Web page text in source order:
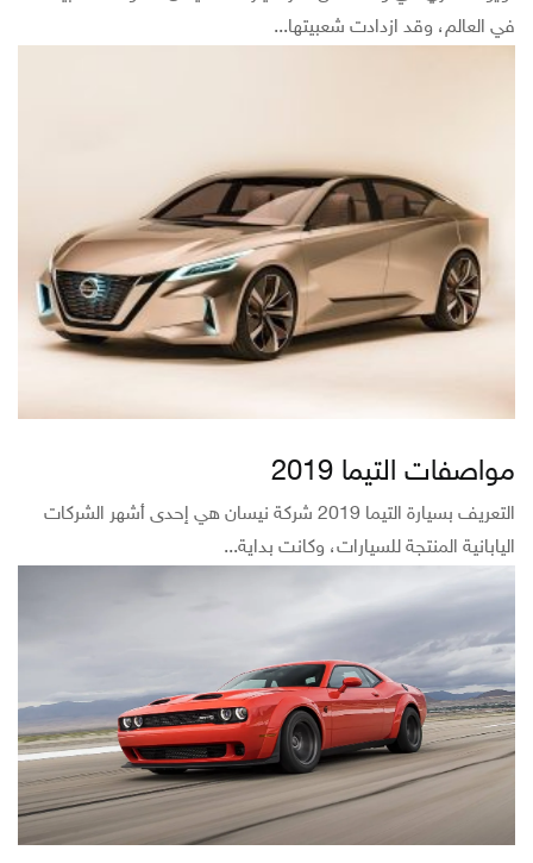
في العالم، وقد ازدادت شعبيتها...
مواصفات التيما 2019
التعريف بسيارة التيما 2019 شركة نيسان هي إحدى أشهر الشركات
اليابانية المنتجة للسيارات، وكانت بداية...